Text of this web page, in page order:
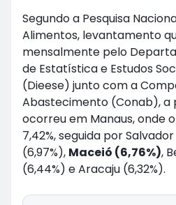
Segundo a Pesquisa
Alimentos, levantamento
mensalmente pelo
de Estatística e Estudos
(Dieese) junto com a
Abastecimento (Conab), a
ocorreu em Manaus, onde
7,42%, seguida por Salvador
(6,97%), Maceió (6,76%),
(6,44%) e Aracaju (6,32%).